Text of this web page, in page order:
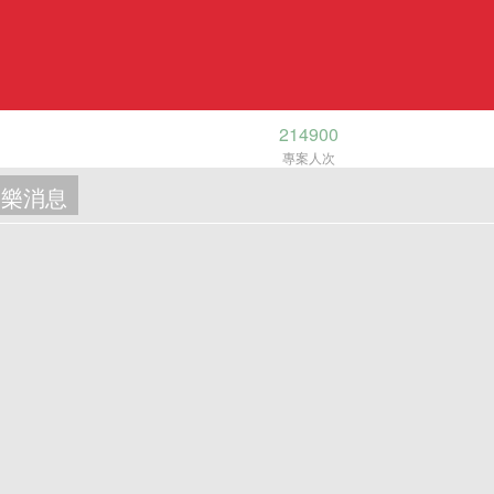
214900
專案人次
樂消息